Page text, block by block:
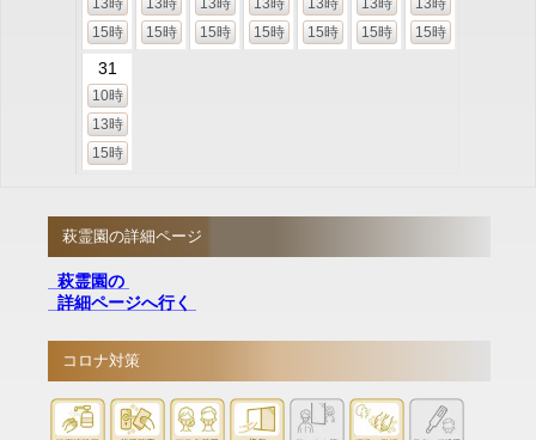
15時
15時
15時
15時
15時
15時
15時
31
10時
13時
15時
萩霊園の詳細ページ
萩霊園の
詳細ページへ行く
コロナ対策